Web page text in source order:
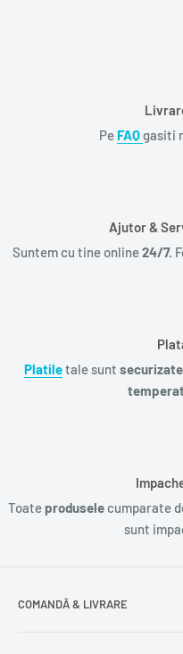
Pe FAQgasiti
Ajutor &
Suntem cu tine online24/7.
Platiletale sunt securizate
Toate produsele cumparate
sunt
COMANDĂ & LIVRARE